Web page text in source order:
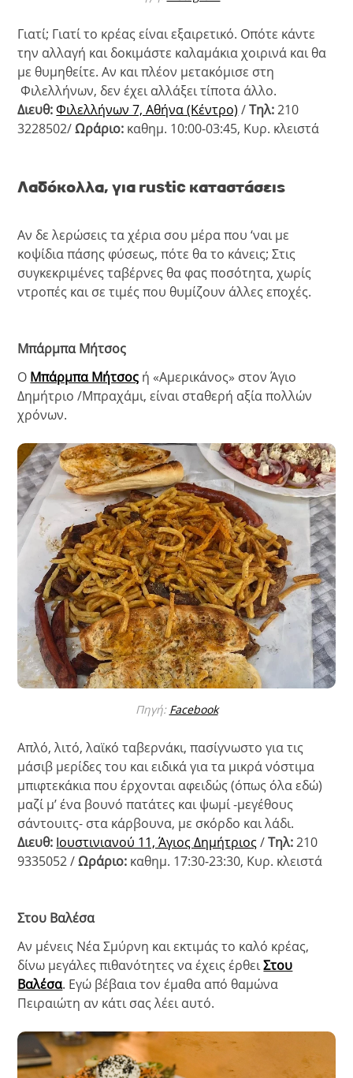
Γιατί; Γιατί το κρέας είναι εξαιρετικό. Οπότε κάντε
την αλλαγή και δοκιμάστε καλαμάκια χοιρινά και θα
με θυμηθείτε. Αν και πλέον μετακόμισε στη
Φιλελλήνων, δεν έχει αλλάξει τίποτα άλλο.
Διευθ:Φιλελλήνων 7, Αθήνα (Κέντρο) /Τηλ:210
3228502/Ωράριο: καθημ. 10:00-03:45, Κυρ. κλειστά
Λαδόκολλα, γιαrusticκαταστάσεις
Αν δε λερώσεις τα χέρια σου μέρα που ‘ναι με
κοψίδια πάσης φύσεως, πότε θα το κάνεις; Στις
συγκεκριμένες ταβέρνες θα φας ποσότητα, χωρίς
ντροπές και σε τιμές που θυμίζουν άλλες εποχές.
Μπάρμπα Μήτσος
O Μπάρμπα Μήτσος ή «Αμερικάνος» στον Άγιο
Δημήτριο /Μπραχάμι, είναι σταθερή αξία πολλών
χρόνων.
Πηγή: Facebook
Απλό, λιτό, λαϊκό ταβερνάκι, πασίγνωστο για τις
μάσιβ μερίδες του και ειδικά για τα μικρά νόστιμα
μπιφτεκάκια που έρχονται αφειδώς (όπως όλα εδώ)
μαζί μ’ ένα βουνό πατάτες και ψωμί -μεγέθους
σάντουιτς- στα κάρβουνα, με σκόρδο και λάδι.
Διευθ: Ιουστινιανού 11, Άγιος Δημήτριος/Τηλ:210
9335052 /Ωράριο: καθημ. 17:30-23:30, Κυρ. κλειστά
Στου Βαλέσα
Αν μένεις Νέα Σμύρνη και εκτιμάς το καλό κρέας,
δίνω μεγάλες πιθανότητες να έχεις έρθειΣτου
Βαλέσα. Εγώ βέβαια τον έμαθα από θαμώνα
Πειραιώτη αν κάτι σας λέει αυτό.